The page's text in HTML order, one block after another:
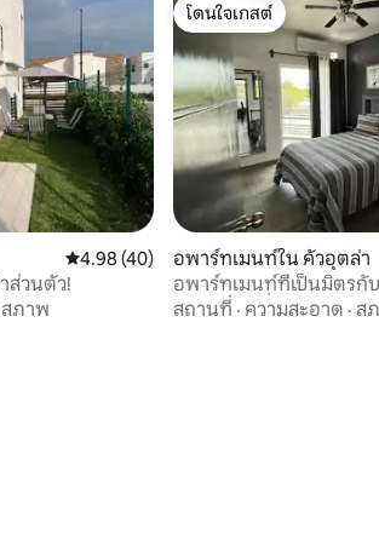
คะแนนเฉลี่ย 4.98 จาก 5, 40 รีวิว
4.98 (40)
ส่วนตัว!
สภาพ
โดนใจเกสต์
โดนใจเกสต์
อพาร์ทเมนท์ใน คัวอุตล่า
อพาร์ทเมนท์ที่เป็นมิตรกั
WiFi และเครื่องปรับอากา
สถานที่ · ความสะอาด · ส